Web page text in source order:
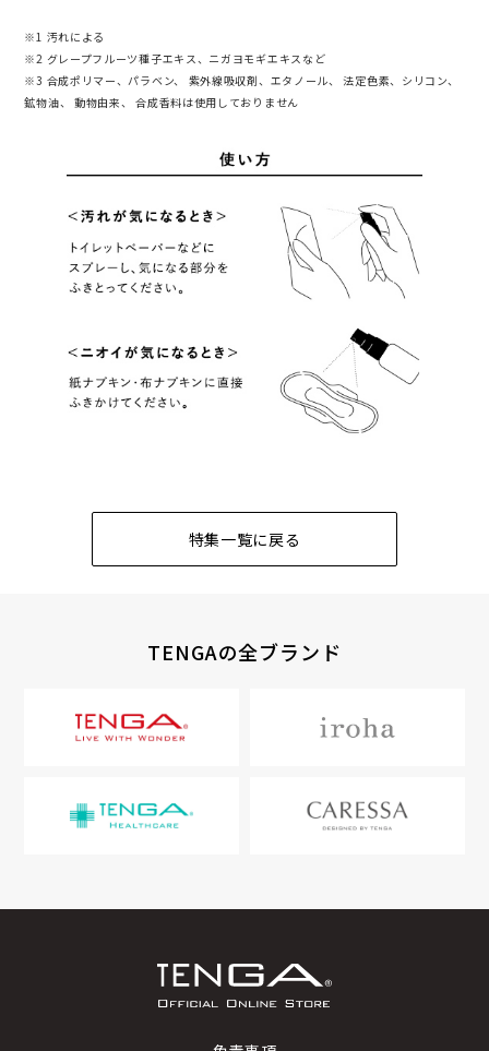
※1 汚れによる
※2 グレープフルーツ種子エキス、ニガヨモギエキスなど
※3 合成ポリマー、パラベン、 紫外線吸収剤、エタノール、 法定色素、シリコン、
鉱物油、 動物由来、 合成香料は使用しておりません
特集一覧に戻る
TENGAの全ブランド